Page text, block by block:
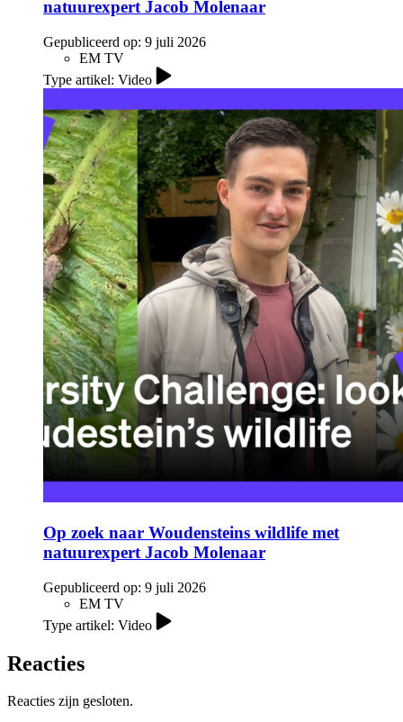
natuurexpert Jacob Molenaar
Gepubliceerd op: 9 juli 2026
EM TV
Type artikel: Video
Op zoek naar Woudensteins wildlife met
natuurexpert Jacob Molenaar
Gepubliceerd op: 9 juli 2026
EM TV
Type artikel: Video
Reacties
Reacties zijn gesloten.